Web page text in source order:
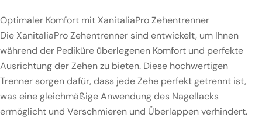
Optimaler Komfort mit XanitaliaPro Zehentrenner
Die XanitaliaPro Zehentrenner sind entwickelt, um Ihnen
während der Pediküre überlegenen Komfort und perfekte
Ausrichtung der Zehen zu bieten. Diese hochwertigen
Trenner sorgen dafür, dass jede Zehe perfekt getrennt ist,
was eine gleichmäßige Anwendung des Nagellacks
ermöglicht und Verschmieren und Überlappen verhindert.